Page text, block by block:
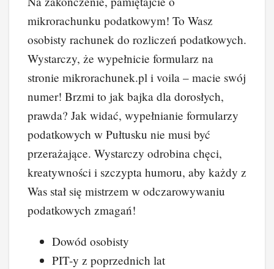
mikrorachunku podatkowym! To Wasz
osobisty rachunek do rozliczeń podatkowych.
Wystarczy, że wypełnicie formularz na
stronie mikrorachunek.pl i voila – macie swój
numer! Brzmi to jak bajka dla dorosłych,
prawda? Jak widać, wypełnianie formularzy
podatkowych w Pułtusku nie musi być
przerażające. Wystarczy odrobina chęci,
kreatywności i szczypta humoru, aby każdy z
Was stał się mistrzem w odczarowywaniu
podatkowych zmagań!
Dowód osobisty
PIT-y z poprzednich lat